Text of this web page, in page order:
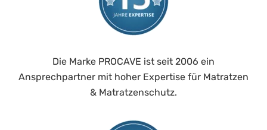
Die Marke PROCAVE ist seit 2006 ein
Ansprechpartner mit hoher Expertise für Matratzen
& Matratzenschutz.